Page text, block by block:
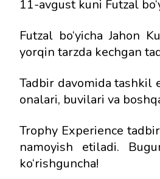
11-avgust kuni Futzal
Futzal bo‘yicha Jahon
yorqin tarzda kechgan
Tadbir davomida tashkil
onalari, buvilari va
Trophy Experience
namoyish etiladi.
ko‘rishguncha!